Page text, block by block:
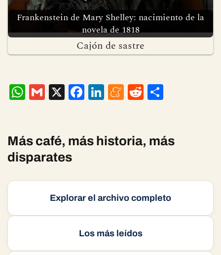
Frankenstein de Mary Shelley: nacimiento de la
novela de 1818
Cajón de sastre
W
h
s
A
p
p
G
m
l
X F
ac
b
k
Li
n
dI
M
e
ea
R
e
di
t
p
r
Más café, más historia, más
disparates
Explorar el archivo completo
Los más leídos